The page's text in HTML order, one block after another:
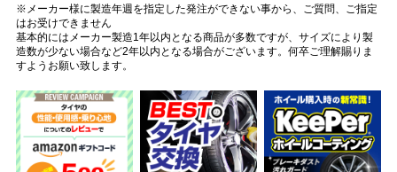
※メーカー様に製造年週を指定した発注ができない事から、ご質問、ご指定
はお受けできません
基本的にはメーカー製造1年以内となる商品が多数ですが、サイズにより製
造数が少ない場合など2年以内となる場合がございます。何卒ご理解賜りま
すようお願い致します。